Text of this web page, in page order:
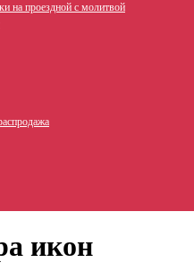
на проездной с молитвой
икон